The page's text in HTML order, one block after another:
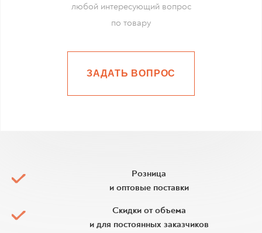
любой интересующий вопрос
по товару
ЗАДАТЬ ВОПРОС
Розница
и оптовые поставки
Скидки от объема
и для постоянных заказчиков